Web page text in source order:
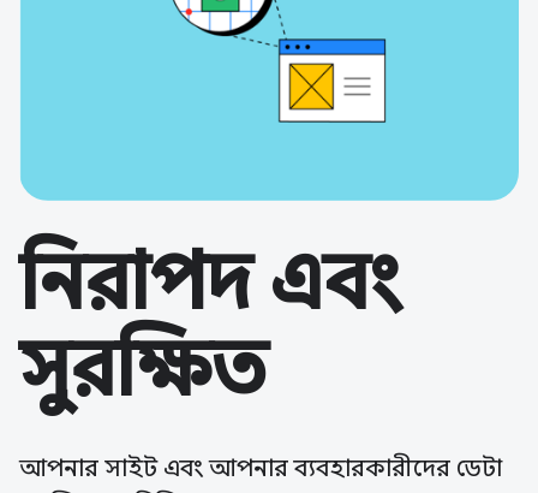
নিরাপদ এবং
সুরক্ষিত
আপনার সাইট এবং আপনার ব্যবহারকারীদের ডেটা